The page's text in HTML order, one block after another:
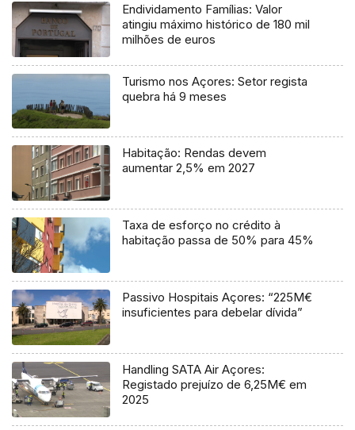
Endividamento Famílias: Valor
atingiu máximo histórico de 180 mil
milhões de euros
Turismo nos Açores: Setor regista
quebra há 9 meses
Habitação: Rendas devem
aumentar 2,5% em 2027
Taxa de esforço no crédito à
habitação passa de 50% para 45%
Passivo Hospitais Açores: “225M€
insuficientes para debelar dívida”
Handling SATA Air Açores:
Registado prejuízo de 6,25M€ em
2025